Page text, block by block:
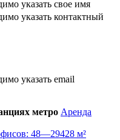
указать свое имя
указать контактный
указать email
метро Аренда
48—29428 м²